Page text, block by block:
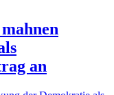
an